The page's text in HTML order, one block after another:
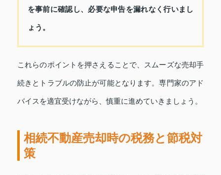
を事前に確認し、必要な申告を漏れなく行いまし
ょう。
これらのポイントを押さえることで、スムーズな売却手
続きとトラブルの防止が可能となります。専門家のアド
バイスを適宜受けながら、慎重に進めていきましょう。
相続不動産売却時の税務と節税対
策